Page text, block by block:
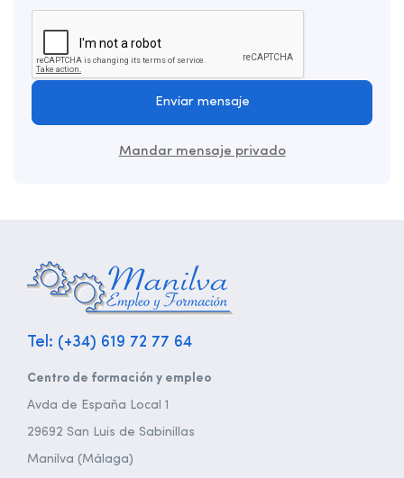
Enviar mensaje
Mandar mensaje privado
Tel: (+34) 619 72 77 64
Centro de formación y empleo
Avda de España Local 1
29692 San Luis de Sabinillas
Manilva (Málaga)